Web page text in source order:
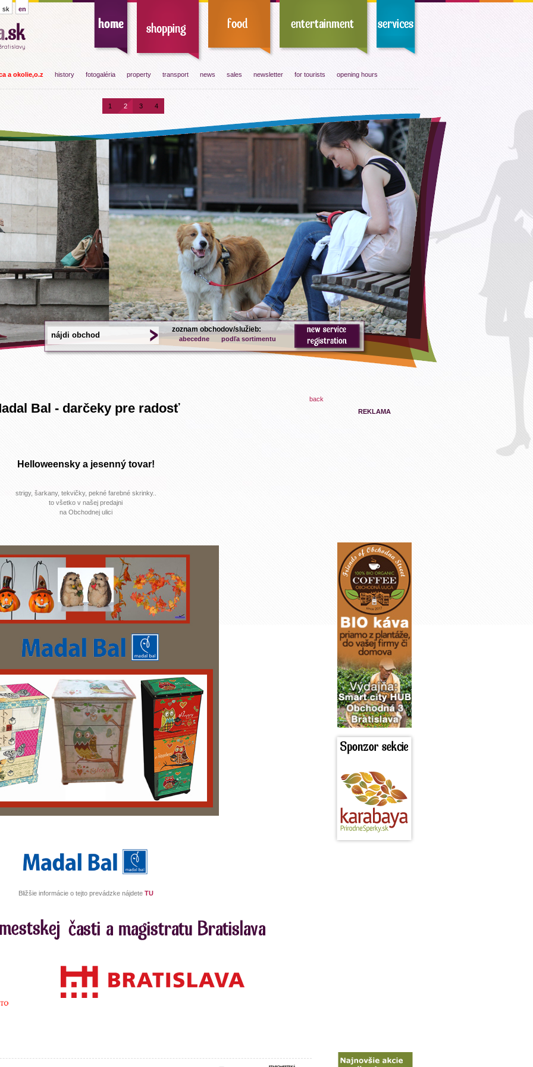
sk en
a okolie,o.z history fotogaléria property transport news sales newsletter for tourists opening hours
1 2 3 4
zoznam obchodov/služieb:
abecedne podľa sortimentu
back
Bal - darčeky pre radosť
Helloweensky a jesenný tovar!
strigy, šarkany, tekvičky, pekné farebné skrinky..
to všetko v našej predajni
na Obchodnej ulici
Bližšie informácie o tejto prevádzke nájdete TU
REKLAMA